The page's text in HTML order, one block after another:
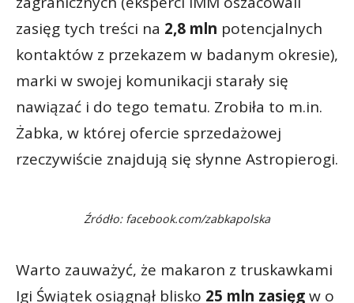
zasięg tych treści na 2,8 mln potencjalnych
kontaktów z przekazem w badanym okresie),
marki w swojej komunikacji starały się
nawiązać i do tego tematu. Zrobiła to m.in.
Żabka, w której ofercie sprzedażowej
rzeczywiście znajdują się słynne Astropierogi.
Źródło: facebook.com/zabkapolska
Warto zauważyć, że makaron z truskawkami
Igi Świątek osiągnął blisko 25 mln zasięgw o